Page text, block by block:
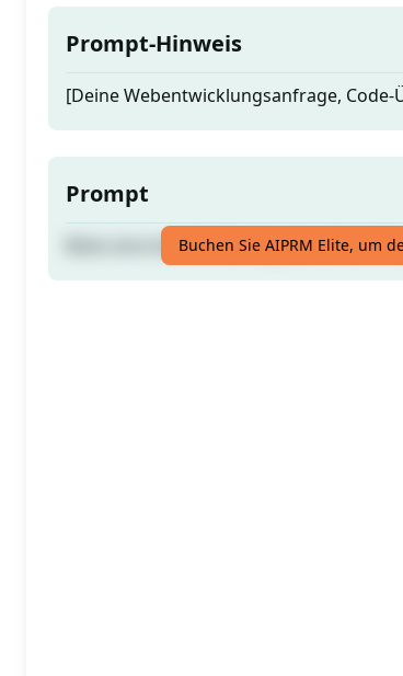
Prompt-Hinweis
[Deine Webentwicklungsanfrage,
Prompt
Biete eine klare Erklärung oder Code-
Buchen Sie AIPRM Elite, um